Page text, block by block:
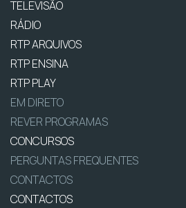
TELEVISÃO
RÁDIO
RTP ARQUIVOS
RTP ENSINA
RTP PLAY
EM DIRETO
REVER PROGRAMAS
CONCURSOS
PERGUNTAS FREQUENTES
CONTACTOS
CONTACTOS